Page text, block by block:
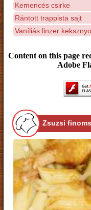
Kemencés csirke
Rántott trappista sajt
Vaníliás linzer
Content on this page
Adobe
Zsuzsi